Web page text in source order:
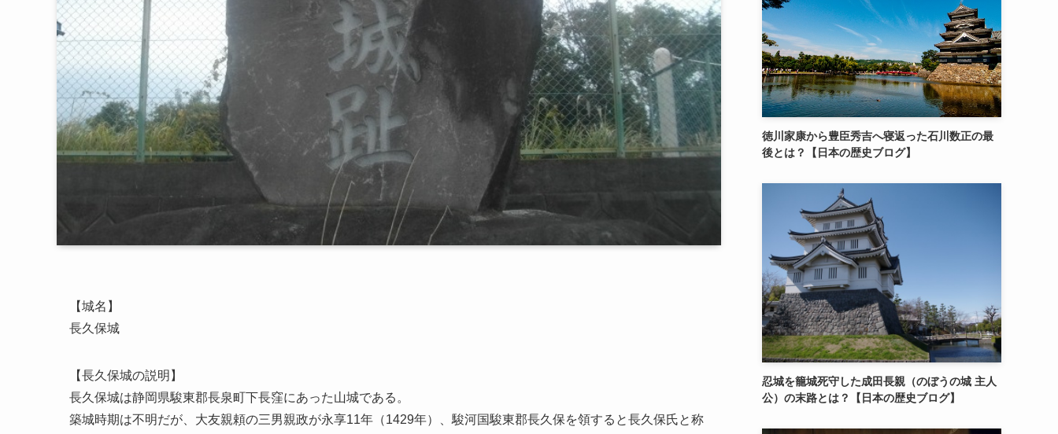
【城名】
長久保城
【長久保城の説明】
長久保城は静岡県駿東郡長泉町下長窪にあった山城である。
築城時期は不明だが、大友親頼の三男親政が永享11年（1429年）、駿河国駿東郡長久保を領すると長久保氏と称
徳川家康から豊臣秀吉へ寝返った石川数正の最
後とは？【日本の歴史ブログ】
忍城を籠城死守した成田長親（のぼうの城 主人
公）の末路とは？【日本の歴史ブログ】